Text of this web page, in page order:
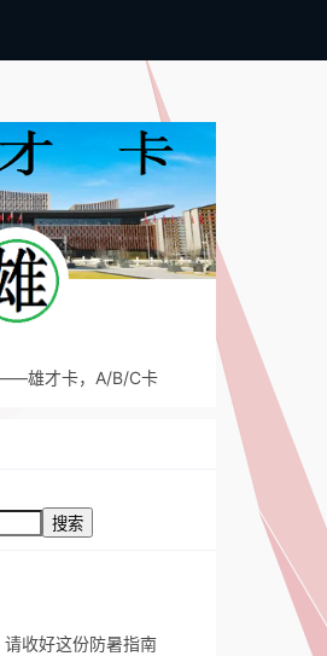
雄才卡，A/B/C卡
搜索
收好这份防暑指南